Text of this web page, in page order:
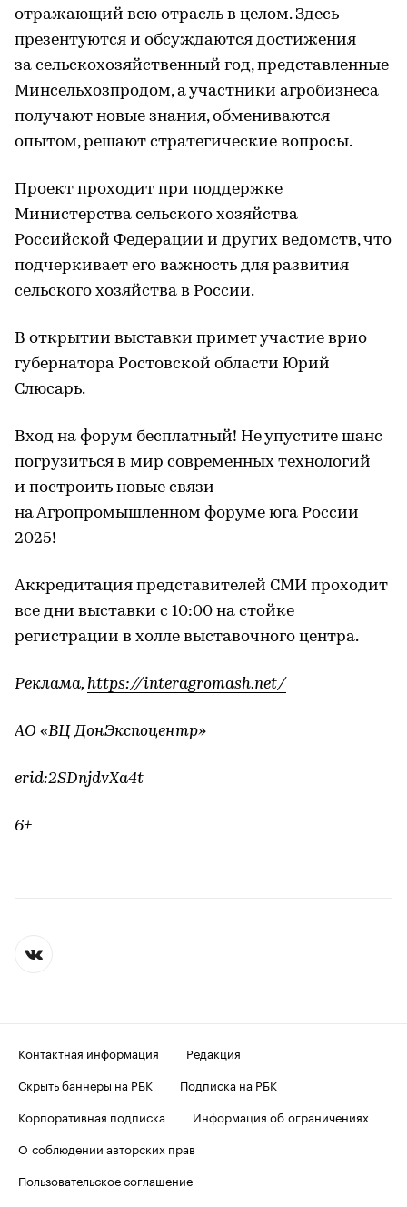
отражающий всю отрасль в целом. Здесь
презентуются и обсуждаются достижения
за сельскохозяйственный год, представленные
Минсельхозпродом, а участники агробизнеса
получают новые знания, обмениваются
опытом, решают стратегические вопросы.
Проект проходит при поддержке
Министерства сельского хозяйства
Российской Федерации и других ведомств, что
подчеркивает его важность для развития
сельского хозяйства в России.
В открытии выставки примет участие врио
губернатора Ростовской области Юрий
Слюсарь.
Вход на форум бесплатный! Не упустите шанс
погрузиться в мир современных технологий
и построить новые связи
на Агропромышленном форуме юга России
2025!
Аккредитация представителей СМИ проходит
все дни выставки с 10:00 на стойке
регистрации в холле выставочного центра.
Реклама, https://interagromash.net/
АО «ВЦ ДонЭкспоцентр»
erid:2SDnjdvXa4t
6+
Контактная информация
Редакция
Скрыть баннеры на РБК
Подписка на РБК
Корпоративная подписка
Информация об ограничениях
О соблюдении авторских прав
Пользовательское соглашение